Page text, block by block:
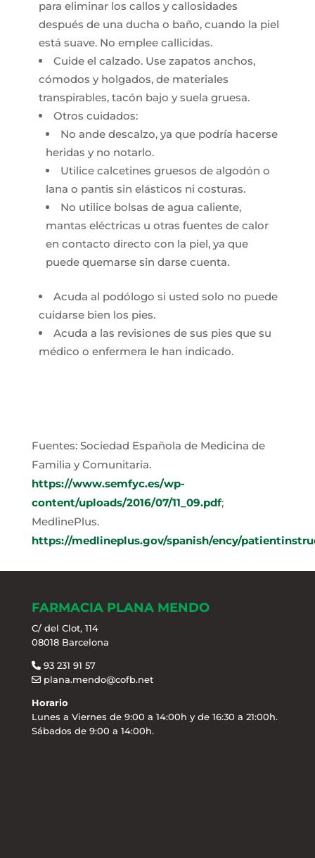
para eliminar los callos y callosidades
después de una ducha o baño, cuando la piel
está suave. No emplee callicidas.
Cuide el calzado. Use zapatos anchos,
cómodos y holgados, de materiales
transpirables, tacón bajo y suela gruesa.
Otros cuidados:
No ande descalzo, ya que podría hacerse
heridas y no notarlo.
Utilice calcetines gruesos de algodón o
lana o pantis sin elásticos ni costuras.
No utilice bolsas de agua caliente,
mantas eléctricas u otras fuentes de calor
en contacto directo con la piel, ya que
puede quemarse sin darse cuenta.
Acuda al podólogo si usted solo no puede
cuidarse bien los pies.
Acuda a las revisiones de sus pies que su
médico o enfermera le han indicado.
Fuentes: Sociedad Española de Medicina de
Familia y Comunitaria.
https://www.semfyc.es/wp-
content/uploads/2016/07/11_09.pdf;
MedlinePlus.
https://medlineplus.gov/spanish/ency/
FARMACIA PLANA MENDO
C/ del Clot, 114
08018 Barcelona
93 231 91 57
plana.mendo@cofb.net
Horario
Lunes a Viernes de 9:00 a 14:00h y de 16:30 a 21:00h.
Sábados de 9:00 a 14:00h.